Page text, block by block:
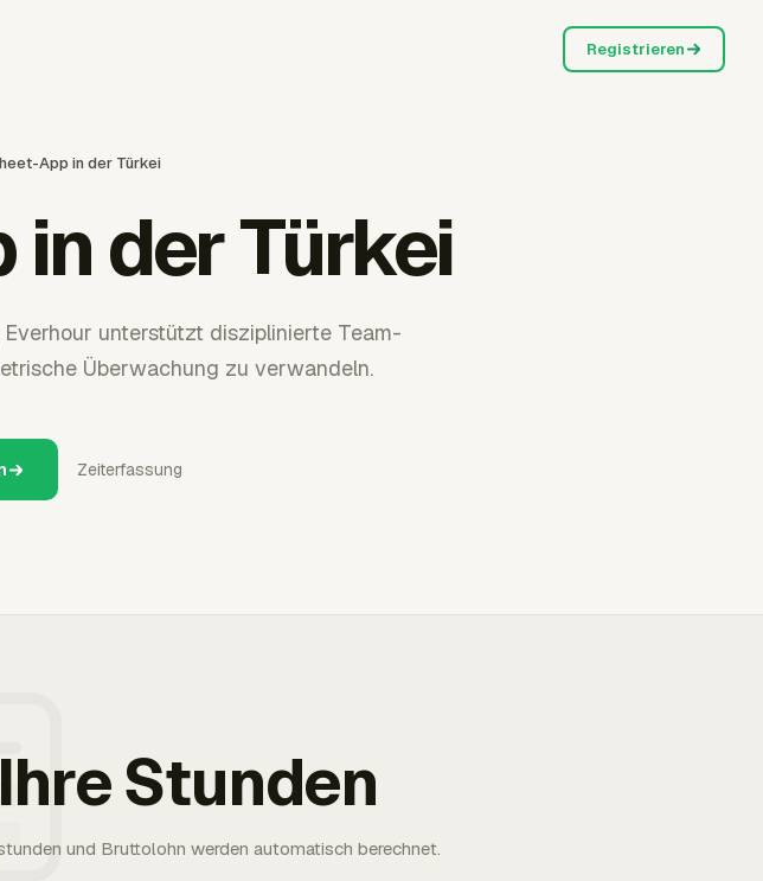
Registrieren
App in der Türkei
der Türkei
unterstützt disziplinierte Team-
Überwachung zu verwandeln.
Zeiterfassung
Stunden
und Bruttolohn werden automatisch berechnet.